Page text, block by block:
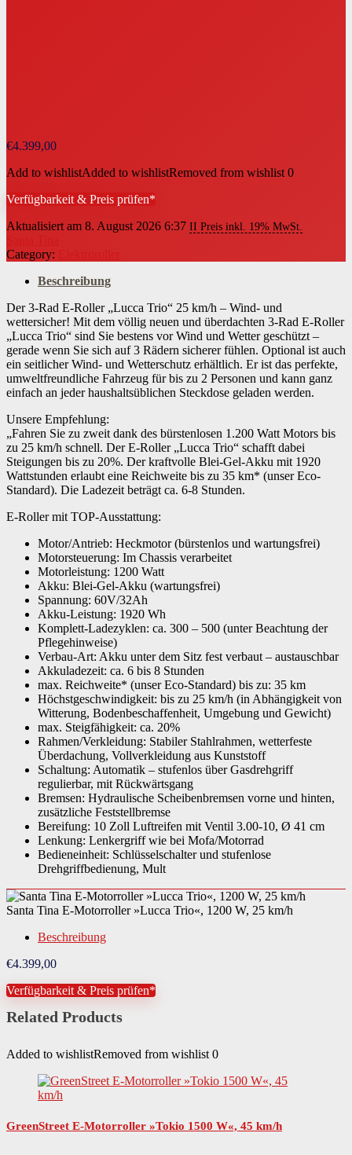
€4.399,00
Add to wishlistAdded to wishlistRemoved from wishlist 0
Verfügbarkeit & Preis prüfen*
Aktualisiert am 8. August 2026 6:37 II Preis inkl. 19% MwSt.
Category:
Beschreibung
Der 3-Rad E-Roller „Lucca Trio“ 25 km/h – Wind- und
wettersicher! Mit dem völlig neuen und überdachten 3-Rad E-Roller
„Lucca Trio“ sind Sie bestens vor Wind und Wetter geschützt –
gerade wenn Sie sich auf 3 Rädern sicherer fühlen. Optional ist auch
ein seitlicher Wind- und Wetterschutz erhältlich. Er ist das perfekte,
umweltfreundliche Fahrzeug für bis zu 2 Personen und kann ganz
einfach an jeder haushaltsüblichen Steckdose geladen werden.
Unsere Empfehlung:
„Fahren Sie zu zweit dank des bürstenlosen 1.200 Watt Motors bis
zu 25 km/h schnell. Der E-Roller „Lucca Trio“ schafft dabei
Steigungen bis zu 20%. Der kraftvolle Blei-Gel-Akku mit 1920
Wattstunden erlaubt eine Reichweite bis zu 35 km* (unser Eco-
Standard). Die Ladezeit beträgt ca. 6-8 Stunden.
E-Roller mit TOP-Ausstattung:
Motor/Antrieb: Heckmotor (bürstenlos und wartungsfrei)
Motorsteuerung: Im Chassis verarbeitet
Motorleistung: 1200 Watt
Akku: Blei-Gel-Akku (wartungsfrei)
Spannung: 60V/32Ah
Akku-Leistung: 1920 Wh
Komplett-Ladezyklen: ca. 300 – 500 (unter Beachtung der
Pflegehinweise)
Verbau-Art: Akku unter dem Sitz fest verbaut – austauschbar
Akkuladezeit: ca. 6 bis 8 Stunden
max. Reichweite* (unser Eco-Standard) bis zu: 35 km
Höchstgeschwindigkeit: bis zu 25 km/h (in Abhängigkeit von
Witterung, Bodenbeschaffenheit, Umgebung und Gewicht)
max. Steigfähigkeit: ca. 20%
Rahmen/Verkleidung: Stabiler Stahlrahmen, wetterfeste
Überdachung, Vollverkleidung aus Kunststoff
Schaltung: Automatik – stufenlos über Gasdrehgriff
regulierbar, mit Rückwärtsgang
Bremsen: Hydraulische Scheibenbremsen vorne und hinten,
zusätzliche Feststellbremse
Bereifung: 10 Zoll Luftreifen mit Ventil 3.00-10, Ø 41 cm
Lenkung: Lenkergriff wie bei Mofa/Motorrad
Bedieneinheit: Schlüsselschalter und stufenlose
Drehgriffbedienung, Mult
Santa Tina E-Motorroller »Lucca Trio«, 1200 W, 25 km/h
Beschreibung
€4.399,00
Verfügbarkeit & Preis prüfen*
Related Products
Added to wishlistRemoved from wishlist 0
GreenStreet E-Motorroller »Tokio 1500 W«, 45 km/h